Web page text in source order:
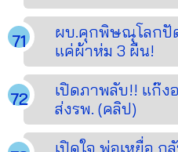
ผบ.คุกพิษณุโลกปั
แค่ผ้าห่ม 3 ผืน!
เปิดภาพลับ!! แก๊ง
ส่งรพ. (คลิป)
เปิดใจ พ่อเหยื่อ ก